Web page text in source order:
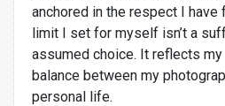
anchored in the respect I have
limit I set for myself isn’t a
assumed choice. It reflects
balance between my
personal life.